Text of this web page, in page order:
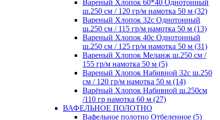
Вареный Хлопок 60*40 Однотонный
ш.250 см / 120 гр/м намотка 50 м (32)
Вареный Хлопок 32с Однотонный
ш.250 см / 115 гр/м намотка 50 м (13)
Вареный Хлопок 40с Однотонный
ш.250 см / 125 гр/м намотка 50 м (31)
Вареный Хлопок Меланж ш.250 см /
155 гр/м намотка 50 м (5)
Вареный Хлопок Набивной 32с ш.250
см / 120 гр/м намотка 50 м (14)
Варёный Хлопок Набивной ш.250см
/110 гр намотка 60 м (27)
ВАФЕЛЬНОЕ ПОЛОТНО
Вафельное полотно Отбеленное (5)